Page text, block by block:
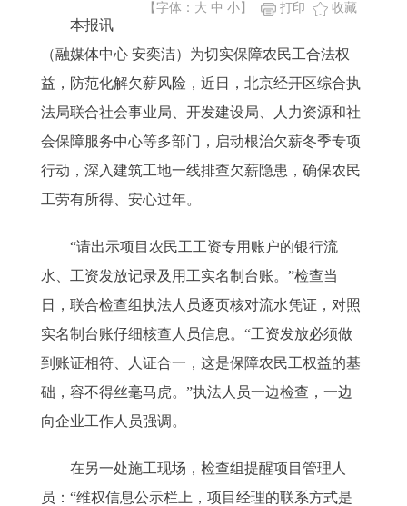
【字体： 大 中 小 】 打印 收藏
本报讯
（融媒体中心 安奕洁）为切实保障农民工合法权
益，防范化解欠薪风险，近日，北京经开区综合执
法局联合社会事业局、开发建设局、人力资源和社
会保障服务中心等多部门，启动根治欠薪冬季专项
行动，深入建筑工地一线排查欠薪隐患，确保农民
工劳有所得、安心过年。
“请出示项目农民工工资专用账户的银行流
水、工资发放记录及用工实名制台账。”检查当
日，联合检查组执法人员逐页核对流水凭证，对照
实名制台账仔细核查人员信息。“工资发放必须做
到账证相符、人证合一，这是保障农民工权益的基
础，容不得丝毫马虎。”执法人员一边检查，一边
向企业工作人员强调。
在另一处施工现场，检查组提醒项目管理人
员：“维权信息公示栏上，项目经理的联系方式是